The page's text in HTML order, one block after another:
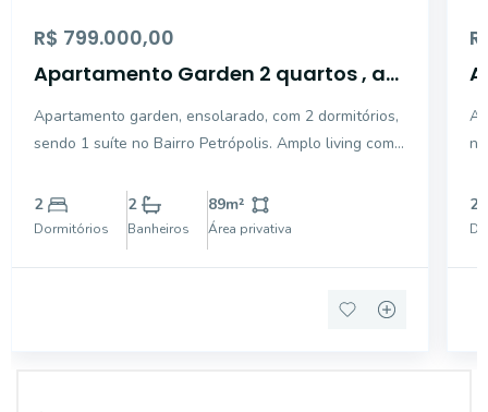
R$ 799.000,00
Apartamento Garden 2 quartos , a
Alegre
Apartamento garden, ensolarado, com 2 dormitórios,
sendo 1 suíte no Bairro Petrópolis. Amplo living com
separada. Garden com sol e churrasqueira, vaga
para dois carros.
2
Dormitórios
2
Banheiros
89m²
Área privativa
2